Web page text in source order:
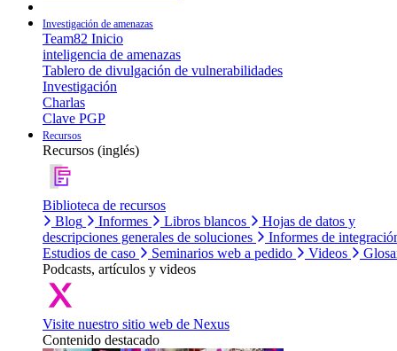
Investigación de amenazas
Team82 Inicio
inteligencia de amenazas
Tablero de divulgación de vulnerabilidades
Investigación
Charlas
Clave PGP
Recursos
Recursos (inglés)
Biblioteca de recursos
Blog
Informes Libros blancos
Hojas de datos y
descripciones generales de soluciones
Informes de
Estudios de caso
Seminarios web a pedido Videos
Podcasts, artículos y videos
Visite nuestro sitio web de Nexus
Contenido destacado